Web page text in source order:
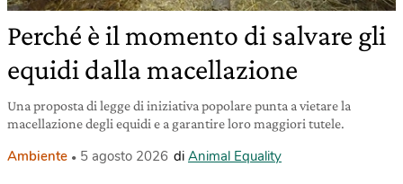
Perché è il momento di salvare gli
equidi dalla macellazione
Una proposta di legge di iniziativa popolare punta a vietare la
macellazione degli equidi e a garantire loro maggiori tutele.
Ambiente 5 agosto 2026 di Animal Equality